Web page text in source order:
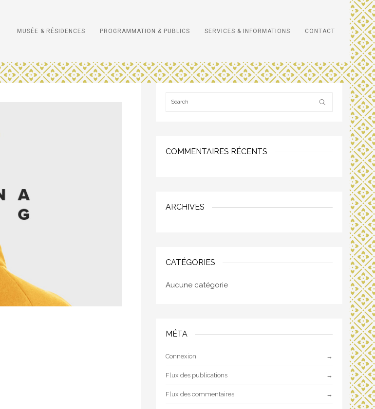
MUSÉE & RÉSIDENCES PROGRAMMATION & PUBLICS SERVICES & INFORMATIONS CONTACT
COMMENTAIRES RÉCENTS
ARCHIVES
CATÉGORIES
Aucune catégorie
MÉTA
Connexion
Flux des publications
Flux des commentaires